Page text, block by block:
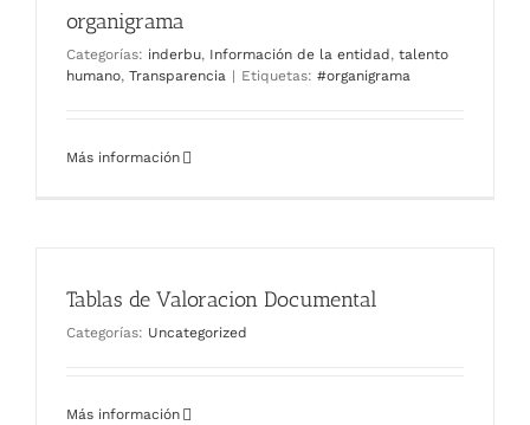
organigrama
Categorías: inderbu, Información de la entidad , talento
humano, Transparencia | Etiquetas: #organigrama
Más información
Tablas de Valoracion Documental
Categorías: Uncategorized
Más información